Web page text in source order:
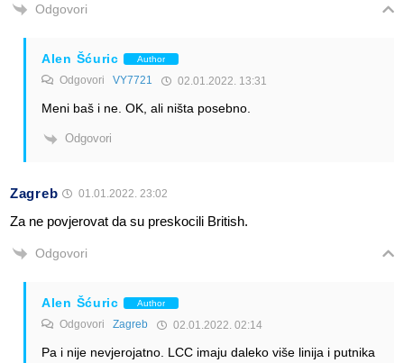
Odgovori
Alen Šćuric Author
Odgovori VY7721 02.01.2022. 13:31
Meni baš i ne. OK, ali ništa posebno.
Odgovori
Zagreb 01.01.2022. 23:02
Za ne povjerovat da su preskocili British.
Odgovori
Alen Šćuric Author
Odgovori Zagreb 02.01.2022. 02:14
Pa i nije nevjerojatno. LCC imaju daleko više linija i putnika